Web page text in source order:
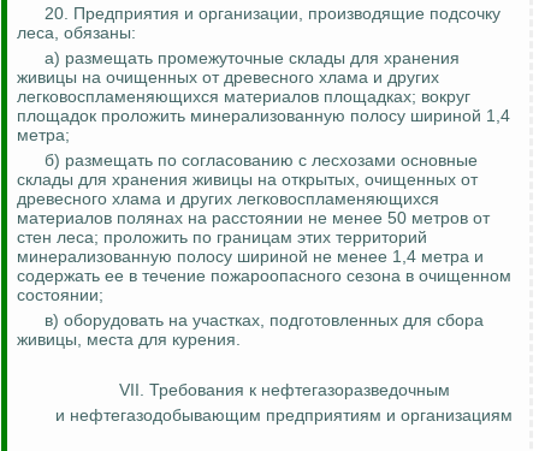
20. Предприятия и организации, производящие подсочку
леса, обязаны:
а) размещать промежуточные склады для хранения
живицы на очищенных от древесного хлама и других
легковоспламеняющихся материалов площадках; вокруг
площадок проложить минерализованную полосу шириной 1,4
метра;
б) размещать по согласованию с лесхозами основные
склады для хранения живицы на открытых, очищенных от
древесного хлама и других легковоспламеняющихся
материалов полянах на расстоянии не менее 50 метров от
стен леса; проложить по границам этих территорий
минерализованную полосу шириной не менее 1,4 метра и
содержать ее в течение пожароопасного сезона в очищенном
состоянии;
в) оборудовать на участках, подготовленных для сбора
живицы, места для курения.
VII. Требования к нефтегазоразведочным
и нефтегазодобывающим предприятиям и организациям